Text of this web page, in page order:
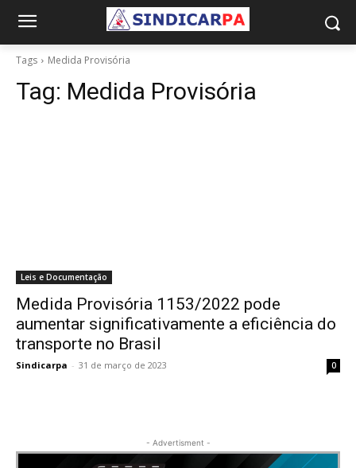
Tags Medida Provisória
Tag: Medida Provisória
Leis e Documentação
Medida Provisória 1153/2022 pode
aumentar significativamente a eficiência do
transporte no Brasil
Sindicarpa - 31 de março de 2023 0
- Advertisment -